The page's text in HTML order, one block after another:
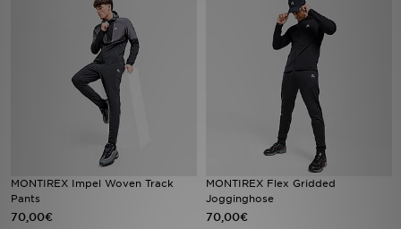
MONTIREX Impel Woven Track
Pants
70,00€
MONTIREX Flex Gridded
Jogginghose
70,00€
Lade Die APP
Geschenkkarte
Meine Nachrichten